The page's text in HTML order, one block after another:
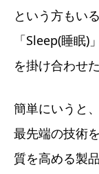
という方もい
「Sleep(睡眠)
を掛け合わせ
簡単にいうと
最先端の技術
質を高める製